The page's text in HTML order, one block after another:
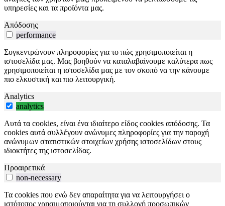
υπηρεσίες και τα προϊόντα μας.
Απόδοσης
performance
Συγκεντρώνουν πληροφορίες για το πώς χρησιμοποιείται η
ιστοσελίδα μας. Μας βοηθούν να καταλαβαίνουμε καλύτερα πως
χρησιμοποιείται η ιστοσελίδα μας με τον σκοπό να την κάνουμε
πιο ελκυστική και πιο λειτουργική.
Analytics
analytics
Αυτά τα cookies, είναι ένα ιδιαίτερο είδος cookies απόδοσης. Τα
cookies αυτά συλλέγουν ανώνυμες πληροφορίες για την παροχή
ανώνυμων στατιστικών στοιχείων χρήσης ιστοσελίδων στους
ιδιοκτήτες της ιστοσελίδας.
Προαιρετικά
non-necessary
Τα cookies που ενώ δεν απαραίτητα για να λειτουργήσει ο
ιστότοπος χρησιμοποιούνται για τη συλλογή προσωπικών